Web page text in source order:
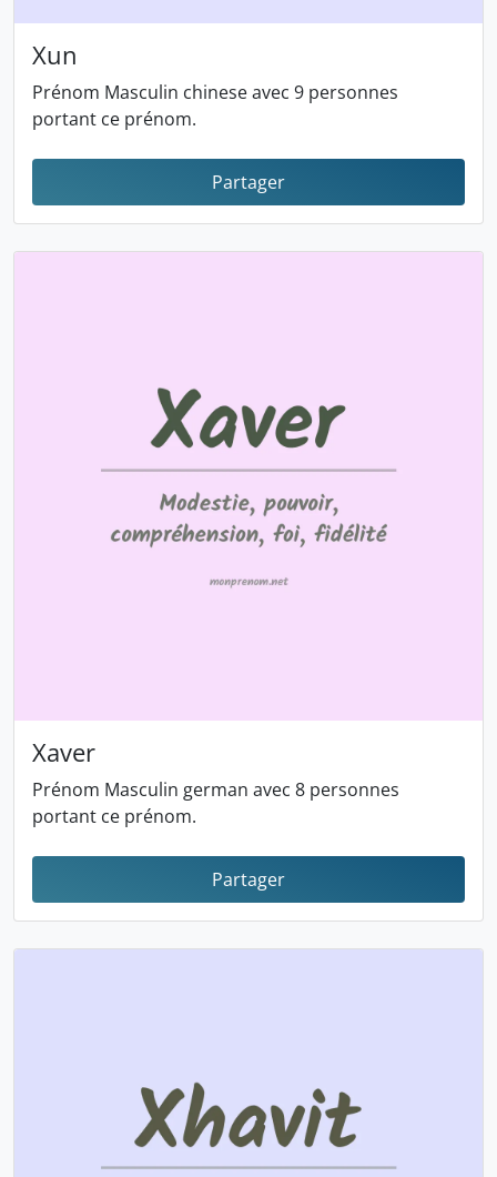
Xun
Prénom Masculin chinese avec 9 personnes
portant ce prénom.
Partager
Xaver
Prénom Masculin german avec 8 personnes
portant ce prénom.
Partager